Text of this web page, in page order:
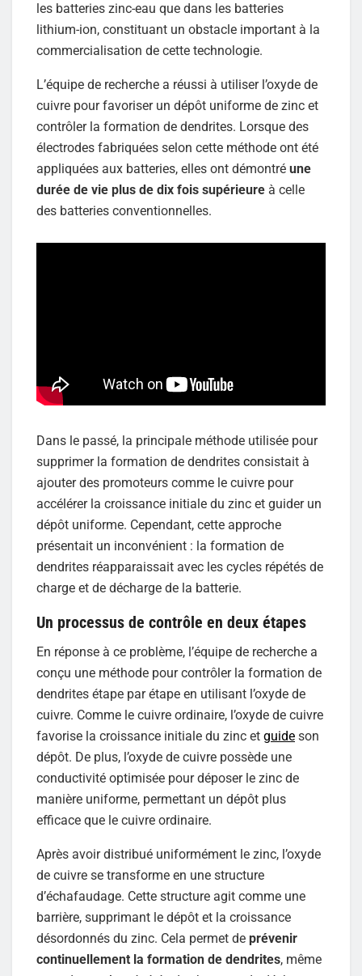
les batteries zinc-eau que dans les batteries
lithium-ion, constituant un obstacle important à la
commercialisation de cette technologie.
L’équipe de recherche a réussi à utiliser l’oxyde de
cuivre pour favoriser un dépôt uniforme de zinc et
contrôler la formation de dendrites. Lorsque des
électrodes fabriquées selon cette méthode ont été
appliquées aux batteries, elles ont démontré une
durée de vie plus de dix fois supérieure à celle
des batteries conventionnelles.
Dans le passé, la principale méthode utilisée pour
supprimer la formation de dendrites consistait à
ajouter des promoteurs comme le cuivre pour
accélérer la croissance initiale du zinc et guider un
dépôt uniforme. Cependant, cette approche
présentait un inconvénient : la formation de
dendrites réapparaissait avec les cycles répétés de
charge et de décharge de la batterie.
Un processus de contrôle en deux étapes
En réponse à ce problème, l’équipe de recherche a
conçu une méthode pour contrôler la formation de
dendrites étape par étape en utilisant l’oxyde de
cuivre. Comme le cuivre ordinaire, l’oxyde de cuivre
favorise la croissance initiale du zinc et guide son
dépôt. De plus, l’oxyde de cuivre possède une
conductivité optimisée pour déposer le zinc de
manière uniforme, permettant un dépôt plus
efficace que le cuivre ordinaire.
Après avoir distribué uniformément le zinc, l’oxyde
de cuivre se transforme en une structure
d’échafaudage. Cette structure agit comme une
barrière, supprimant le dépôt et la croissance
désordonnés du zinc. Cela permet de prévenir
continuellement la formation de dendrites, même